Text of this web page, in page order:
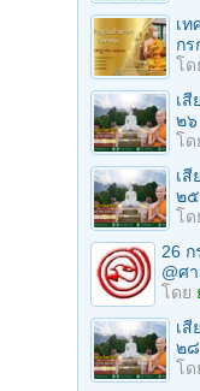
เ
ก
โด
เ
๒
โด
เ
๒
โด
26
@ศ
โดย
เ
๒
โด